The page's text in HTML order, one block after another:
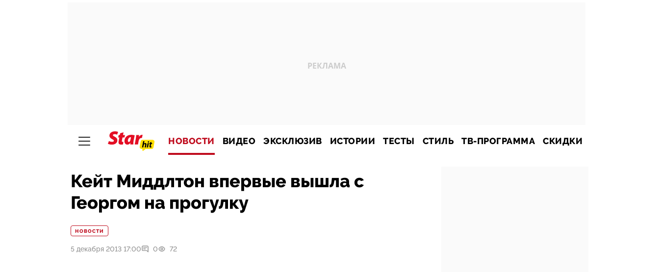
НОВОСТИ ВИДЕО ЭКСКЛЮЗИВ ИСТОРИИ ТЕСТЫ СТИЛЬ ТВ-ПРОГРАММА СКИДКИ
Кейт Миддлтон впервые вышла с
Георгом на прогулку
НОВОСТИ
5 декабря 2013 17:00 0 72